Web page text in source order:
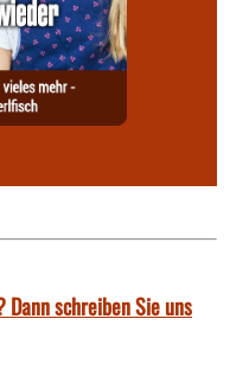
schreiben Sie uns